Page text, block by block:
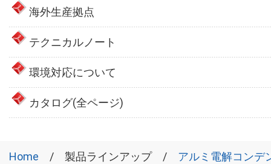
海外生産拠点
テクニカルノート
環境対応について
カタログ(全ページ)
Home 製品ラインアップ アルミ電解コンデ